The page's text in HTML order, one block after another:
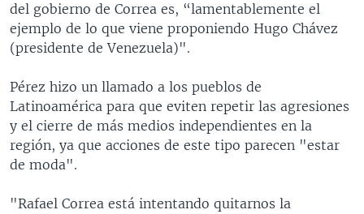
del gobierno de Correa es, “lamentablemente el
ejemplo de lo que viene proponiendo Hugo Chávez
(presidente de Venezuela)".
Pérez hizo un llamado a los pueblos de
Latinoamérica para que eviten repetir las agresiones
y el cierre de más medios independientes en la
región, ya que acciones de este tipo parecen "estar
de moda".
"Rafael Correa está intentando quitarnos la